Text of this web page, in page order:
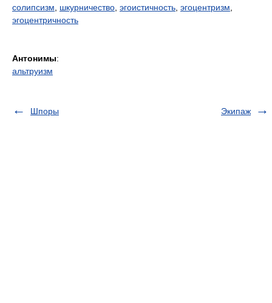
солипсизм
шкурничество эгоистичность эгоцентризм
эгоцентричность
Антонимы:
альтруизм
Шпоры Экипаж